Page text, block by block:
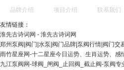
品牌介绍 项目介绍 联系我们
友情链接：
淮先古诗词网 - 淮先古诗词网
郑州泵阀|阀门|水泵|阀门品牌|泵阀行情|阀门交
雨竹星座网-十二星座今日运势、生肖运势、感
九江泵阀网-球阀_闸阀_止回阀_截止阀-泵阀专